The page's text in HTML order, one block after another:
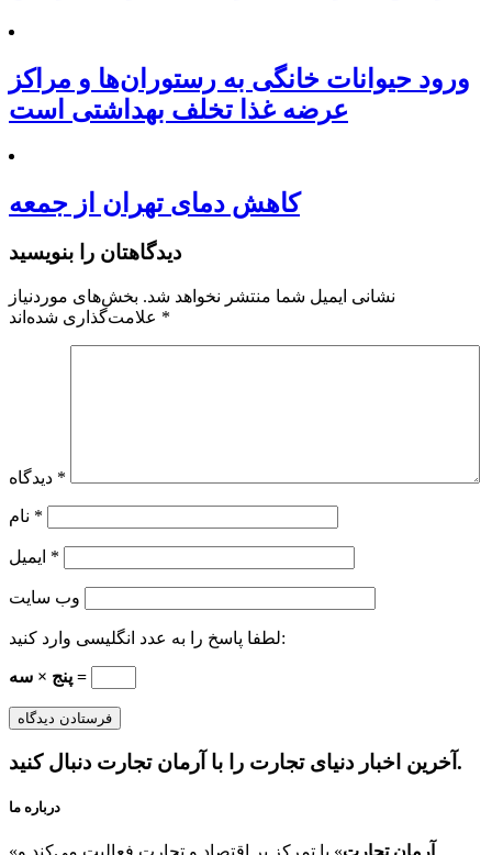
ورود حیوانات خانگی به رستوران‌ها و مراکز
عرضه غذا تخلف بهداشتی است
کاهش دمای تهران از جمعه
دیدگاهتان را بنویسید
نشانی ایمیل شما منتشر نخواهد شد. بخش‌های موردنیاز
*
*
*
*
وب‌ سایت
لطفا پاسخ را به عدد انگلیسی وارد کنید:
پنج × سه =
آخرین اخبار دنیای تجارت را با آرمان تجارت دنبال کنید.
درباره ما
« آرمان تجارت» با تمرکز بر اقتصاد و تجارت فعالیت می‌کند و